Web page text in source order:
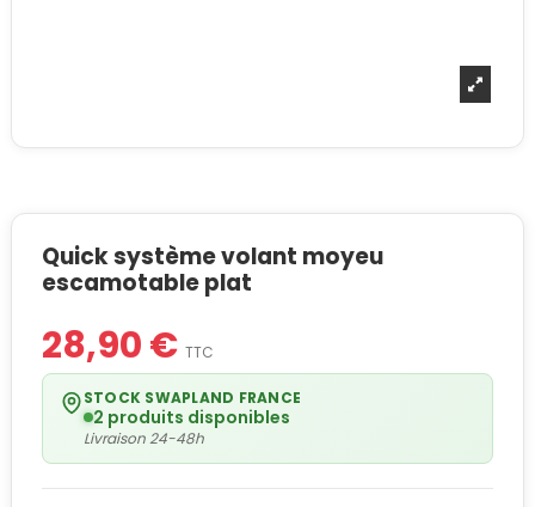
Quick système volant moyeu
escamotable plat
28,90 € TTC
STOCK SWAPLAND FRANCE
2 produits disponibles
Livraison 24-48h